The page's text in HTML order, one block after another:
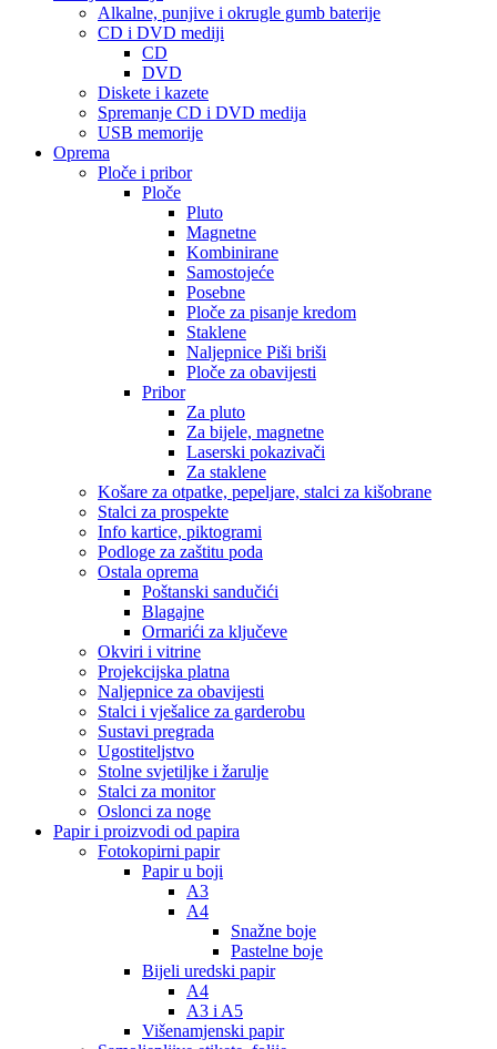
Alkalne, punjive i okrugle gumb baterije
CD i DVD mediji
CD
DVD
Diskete i kazete
Spremanje CD i DVD medija
USB memorije
Oprema
Ploče i pribor
Ploče
Pluto
Magnetne
Kombinirane
Samostojeće
Posebne
Ploče za pisanje kredom
Staklene
Naljepnice Piši briši
Ploče za obavijesti
Pribor
Za pluto
Za bijele, magnetne
Laserski pokazivači
Za staklene
Košare za otpatke, pepeljare, stalci za kišobrane
Stalci za prospekte
Info kartice, piktogrami
Podloge za zaštitu poda
Ostala oprema
Poštanski sandučići
Blagajne
Ormarići za ključeve
Okviri i vitrine
Projekcijska platna
Naljepnice za obavijesti
Stalci i vješalice za garderobu
Sustavi pregrada
Ugostiteljstvo
Stolne svjetiljke i žarulje
Stalci za monitor
Oslonci za noge
Papir i proizvodi od papira
Fotokopirni papir
Papir u boji
A3
A4
Snažne boje
Pastelne boje
Bijeli uredski papir
A4
A3 i A5
Višenamjenski papir